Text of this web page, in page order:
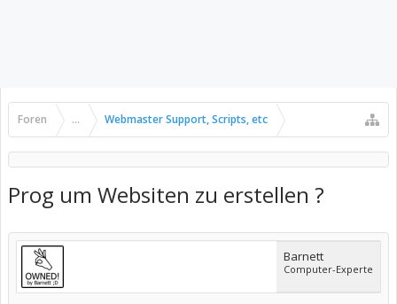
Foren ... Webmaster Support, Scripts, etc
Prog um Websiten zu erstellen ?
Barnett
Computer-Experte